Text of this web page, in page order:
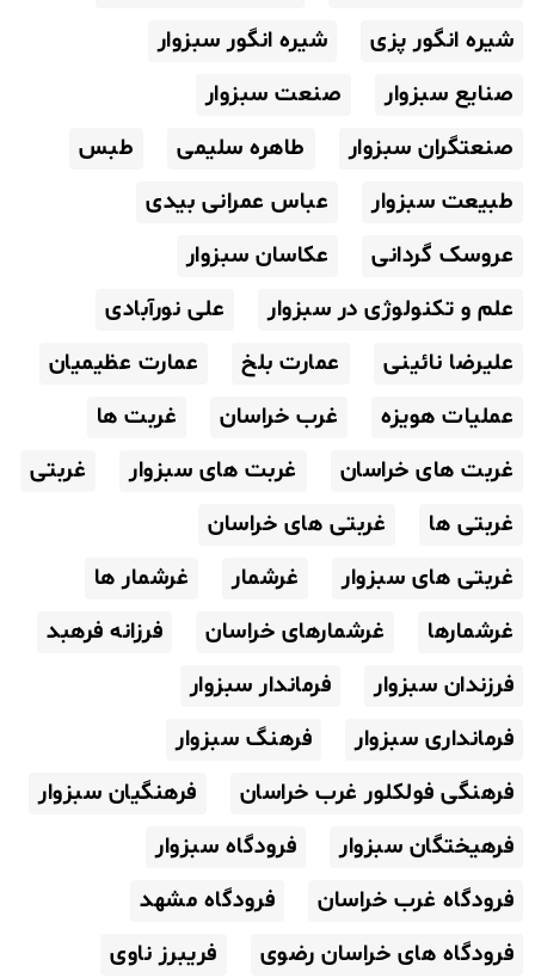
شیره انگور پزی
شیره انگور سبزوار
صنایع سبزوار
صنعت سبزوار
صنعتگران سبزوار
طاهره سلیمی
طبس
طبیعت سبزوار
عباس عمرانی بیدی
عروسک گردانی
عکاسان سبزوار
علم و تکنولوژی در سبزوار
علی نورآبادی
علیرضا نائینی
عمارت بلخ
عمارت عظیمیان
عملیات هویزه
غرب خراسان
غربت ها
غربت های خراسان
غربت های سبزوار
غربتی
غربتی ها
غربتی های خراسان
غربتی های سبزوار
غرشمار
غرشمار ها
غرشمارها
غرشمارهای خراسان
فرزانه فرهبد
فرزندان سبزوار
فرماندار سبزوار
فرمانداری سبزوار
فرهنگ سبزوار
فرهنگی فولکلور غرب خراسان
فرهنگیان سبزوار
فرهیختگان سبزوار
فرودگاه سبزوار
فرودگاه غرب خراسان
فرودگاه مشهد
فرودگاه های خراسان رضوی
فریبرز ناوی